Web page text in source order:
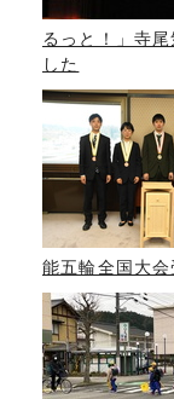
るっと！」寺
した
能五輪全国大